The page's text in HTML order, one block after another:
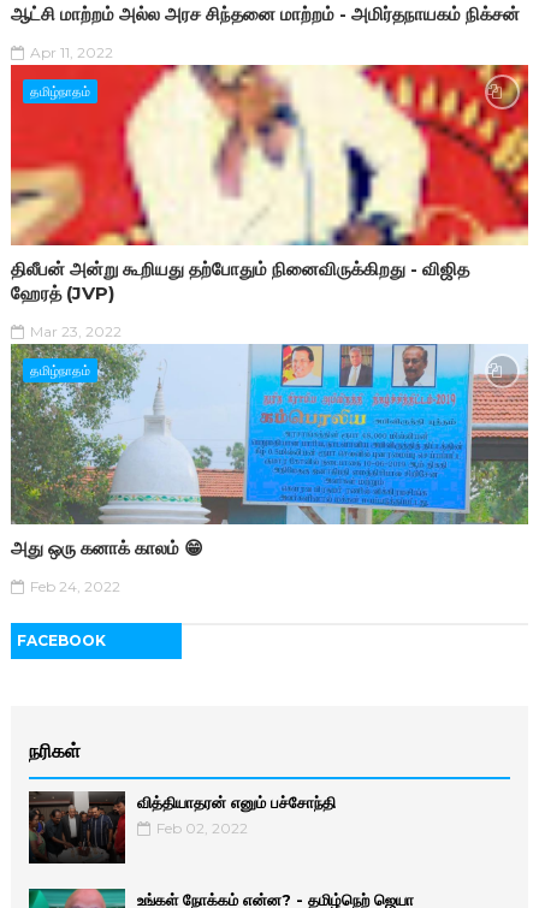
ஆட்சி மாற்றம் அல்ல அரச சிந்தனை மாற்றம் - அமிர்தநாயகம் நிக்சன்
Apr 11, 2022
தமிழ்நாதம்
திலீபன் அன்று கூறியது தற்போதும் நினைவிருக்கிறது - விஜித
ஹேரத் (JVP)
Mar 23, 2022
தமிழ்நாதம்
அது ஒரு கனாக் காலம் 😁
Feb 24, 2022
FACEBOOK
நரிகள்
வித்தியாதரன் எனும் பச்சோந்தி
Feb 02, 2022
உங்கள் நோக்கம் என்ன? - தமிழ்நெற் ஜெயா